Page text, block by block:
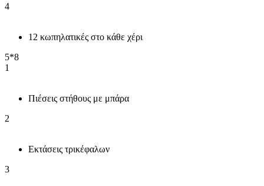
4
12 κωπηλατικές στο κάθε χέρι
5*8
1
Πιέσεις στήθους με μπάρα
2
Εκτάσεις τρικέφαλων
3